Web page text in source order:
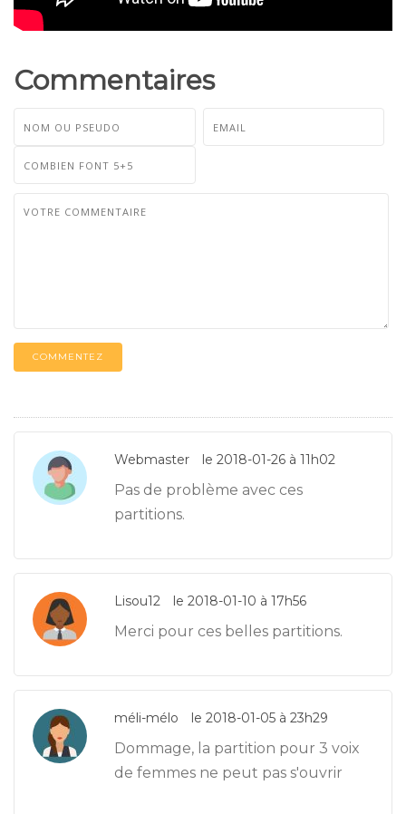
Commentaires
COMMENTEZ
Webmaster le 2018-01-26 à 11h02
Pas de problème avec ces
partitions.
Lisou12 le 2018-01-10 à 17h56
Merci pour ces belles partitions.
méli-mélo le 2018-01-05 à 23h29
Dommage, la partition pour 3 voix
de femmes ne peut pas s'ouvrir